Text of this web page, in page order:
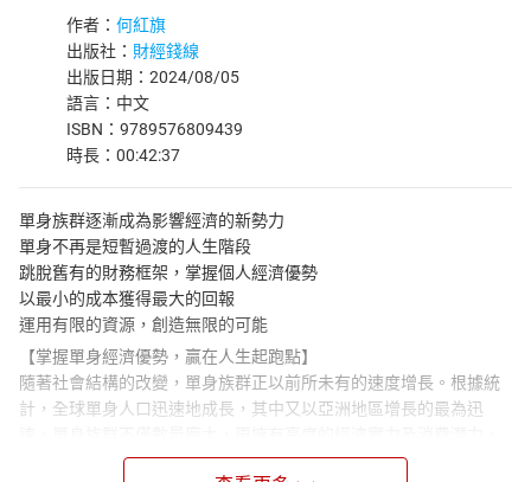
作者： 何紅旗
出版社： 財經錢線
出版日期：2024/08/05
語言：中文
ISBN：9789576809439
時長：00:42:37
單身族群逐漸成為影響經濟的新勢力
單身不再是短暫過渡的人生階段
跳脫舊有的財務框架，掌握個人經濟優勢
以最小的成本獲得最大的回報
運用有限的資源，創造無限的可能
【掌握單身經濟優勢，贏在人生起跑點】
隨著社會結構的改變，單身族群正以前所未有的速度增長。根據統
計，全球單身人口迅速地成長，其中又以亞洲地區增長的最為迅
這本書旨在探討單身族群如何善用自身優勢，在財務管理、事業發